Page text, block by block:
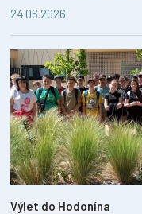
24.06.2026
Výlet do Hodonína